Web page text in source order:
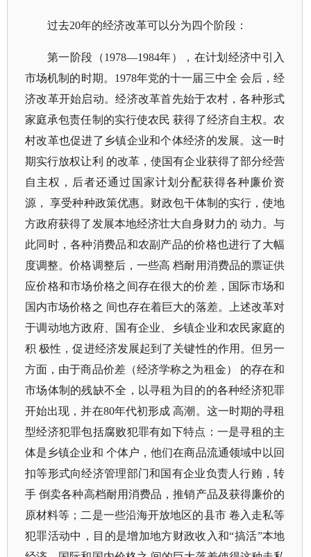
过去20年的经济改革可以分为四个阶段：
第一阶段（1978—1984年），在计划经济中引入
市场机制的时期。1978年党的十一届三中全 会后，经
济改革开始启动。经济改革首先始于农村，各种形式
家庭承包责任制的实行使农民 获得了经济自主权。农
村改革也促进了乡镇企业和个体经济的发展。这一时
期实行放权让利 的改革，使国有企业获得了部分经营
自主权，后者还通过国家计划分配获得各种廉价资
源， 享受种种政策优惠。财政包干体制的实行，使地
方政府获得了发展本地经济壮大自身财力的 动力。与
此同时，各种消费品和农副产品的价格也进行了大幅
度调整。价格调整后，一些高 档耐用消费品的票证供
应价格和市场价格之间存在很大的价差，国际市场和
国内市场价格之 间也存在着巨大的落差。上述改革对
于调动地方政府、国有企业、乡镇企业和农民家庭的
积 极性，促进经济发展起到了关键性的作用。但另一
方面，由于商品价差（经济学称之为租金） 的存在和
市场体制的残缺不全，以寻租为目的的各种经济犯罪
开始出现，并在80年代初形成 高潮。这一时期的寻租
型经济犯罪包括腐败犯罪有如下特点：一是寻租的主
体是乡镇企业和 个体户，他们在商品流通领域中以回
扣等形式向经济管理部门和国有企业负责人行贿，转
手 倒卖各种高档耐用消费品，推销产品及获得廉价的
原材料等；二是一些沿海开放地区的县市 卷入走私等
犯罪活动中，目的是增加地方财政收入和“搞活”本地